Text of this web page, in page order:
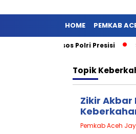
HOME PEMKAB
Baksos Polri Presisi
Topik
Zikir Akbar
Pemkab Aceh